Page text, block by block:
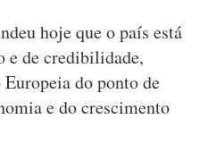
hoje que o país está
e de credibilidade,
do ponto de
e do crescimento